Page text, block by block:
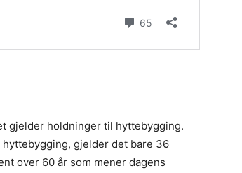
gjelder holdninger til hyttebygging.
gjelder det bare 36
over 60 år som mener dagens